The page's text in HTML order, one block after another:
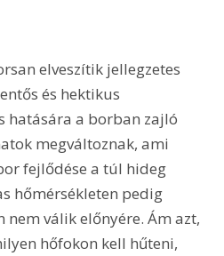
elveszítik jellegzetes
és hektikus
hatására a borban zajló
megváltoznak, ami
fejlődése a túl hideg
hőmérsékleten pedig
válik előnyére. Ám azt,
hőfokon kell hűteni,